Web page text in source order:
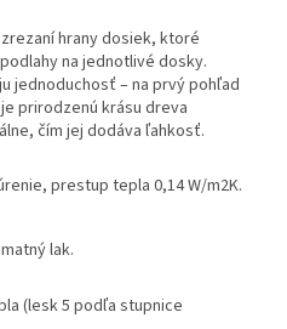
hrany dosiek, ktoré
na jednotlivé dosky.
jednoduchosť – na prvý pohľad
prirodzenú krásu dreva
čím jej dodáva ľahkosť.
prestup tepla 0,14 W/m2K.
lak.
(lesk 5 podľa stupnice